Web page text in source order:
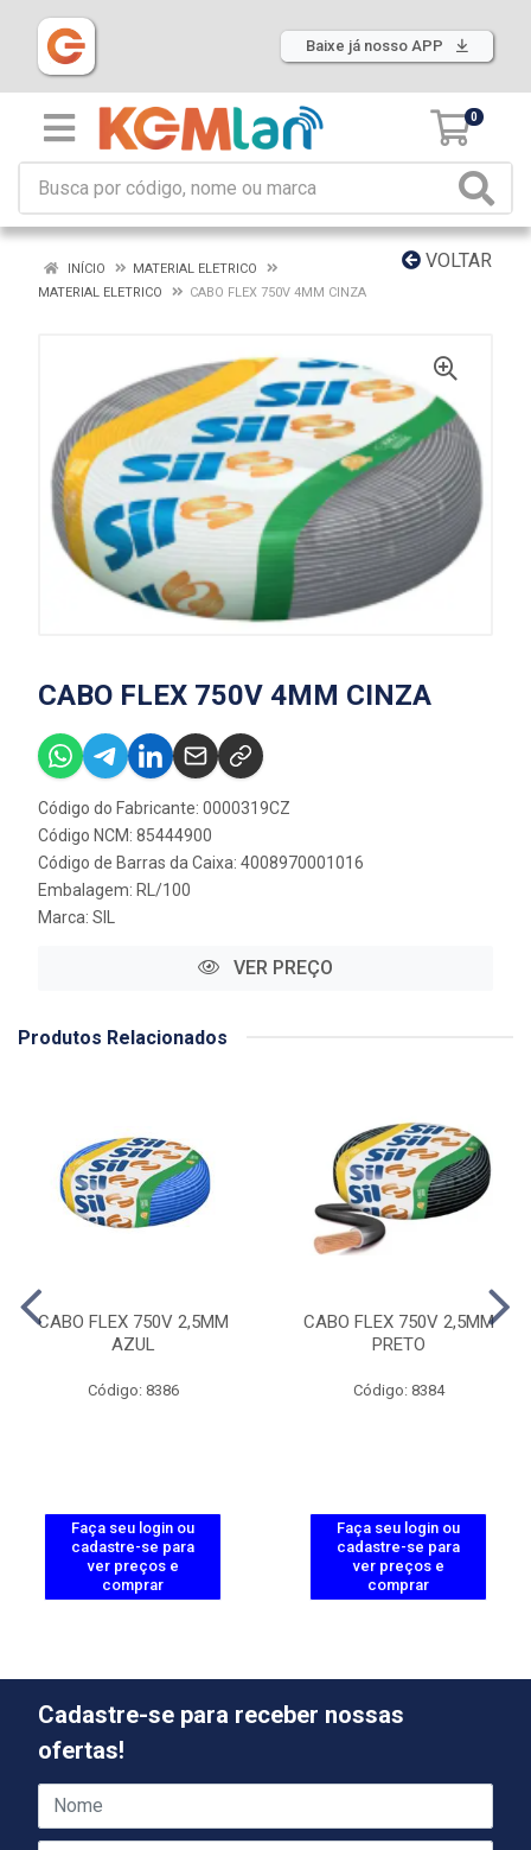
Baixe já nosso APP
0
VOLTAR
INÍCIO
MATERIAL ELETRICO
MATERIAL ELETRICO
CABO FLEX 750V 4MM CINZA
CABO FLEX 750V 4MM CINZA
Código do Fabricante: 0000319CZ
Código NCM: 85444900
Código de Barras da Caixa: 4008970001016
Embalagem: RL/100
Marca: SIL
VER PREÇO
Produtos Relacionados
CABO FLEX 750V 2,5MM
AZUL
Código: 8386
Faça seu login ou
cadastre-se para
ver preços e
comprar
CABO FLEX 750V 2,5MM
PRETO
Código: 8384
Faça seu login ou
cadastre-se para
ver preços e
comprar
Cadastre-se para receber nossas
ofertas!